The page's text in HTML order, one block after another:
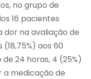
no grupo de
16 pacientes
na avaliação de
aos 60
24 horas, 4 (25%)
medicação de